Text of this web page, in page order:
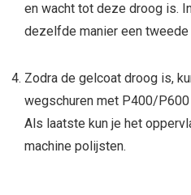
en wacht tot deze droog is.
dezelfde manier een tweede
Zodra de gelcoat droog is,
wegschuren met P400/
Als laatste kun je het
machine polijsten.